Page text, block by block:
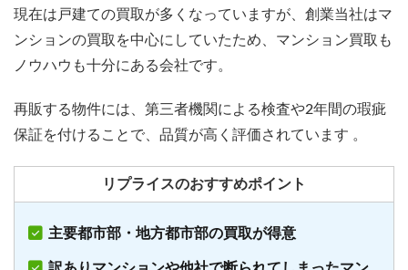
現在は戸建ての買取が多くなっていますが、創業当社はマ
ンションの買取を中心にしていたため、マンション買取も
ノウハウも十分にある会社です。
再販する物件には、第三者機関による検査や2年間の瑕疵
保証を付けることで、品質が高く評価されています 。
リプライスのおすすめポイント
主要都市部・地方都市部の買取が得意